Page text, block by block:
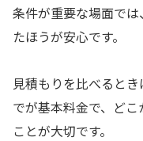
条件が重要な場面で
たほうが安心です。
見積もりを比べると
でが基本料金で、ど
ことが大切です。